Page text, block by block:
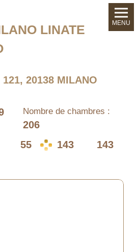
LINATE
121, 20138 MILANO
Nombre de chambres :
206
55 143 143
MENU